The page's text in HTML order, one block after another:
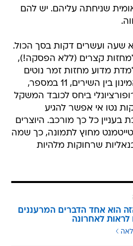
שניחתה עליהם. יש להם
שעה ועשרים דקות בסך הכול.
קצרים (ללא הפסקה!),
מדוע מחזות זמר נוטים
להיות ארוכים יותר. המינון בין השירים, 11 במספר,
ביחס לכובד המשקל
בכ-45 דקות נטו אי אפשר להגיע
בעניין כל כך מורכב. היוצרים
מחוץ לתמונה, כך שמה
שרחוקות מלהיות
הוא אחד הדברים המרעננים
לראות לאחרונה